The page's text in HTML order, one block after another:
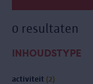
0 resultaten
INHOUDSTYPE
activiteit (2)